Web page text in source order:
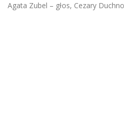
Agata Zubel – głos, Cezary